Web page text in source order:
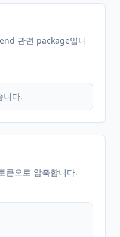
관련 package입니
니다.
큰으로 압축합니다.